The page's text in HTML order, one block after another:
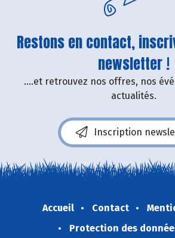
Restons en contact,
newsletter !
....et retrouvez nos offres, nos
actualités.
Inscription
Accueil Contact
Protection des